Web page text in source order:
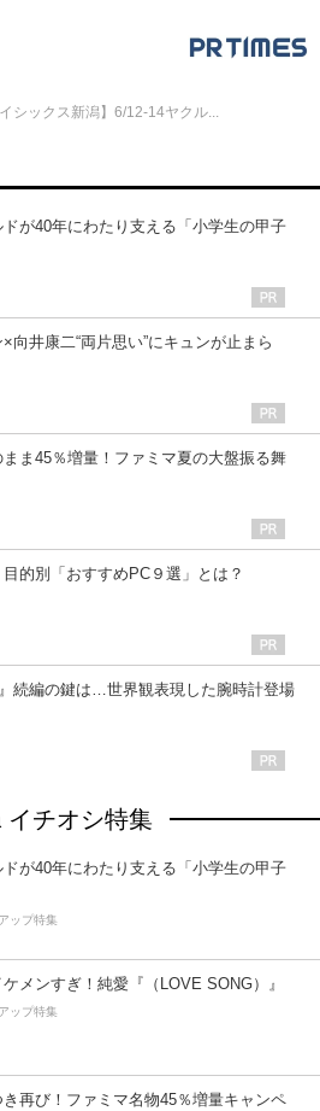
シックス新潟】6/12-14ヤクル...
ドが40年にわたり支える「小学生の甲子
向井康二“両片思い”にキュンが止まら
まま45％増量！ファミマ夏の大盤振る舞
的別「おすすめPC９選」とは？
』続編の鍵は…世界観表現した腕時計登場
イチオシ特集
ドが40年にわたり支える「小学生の甲子
ップ特集
メンすぎ！純愛『（LOVE SONG）』
ップ特集
き再び！ファミマ名物45％増量キャンペ